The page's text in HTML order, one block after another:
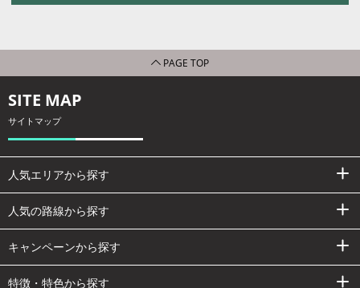
PAGE TOP
SITE MAP
サイトマップ
人気エリアから探す
人気の路線から探す
キャンペーンから探す
特徴・特色から探す